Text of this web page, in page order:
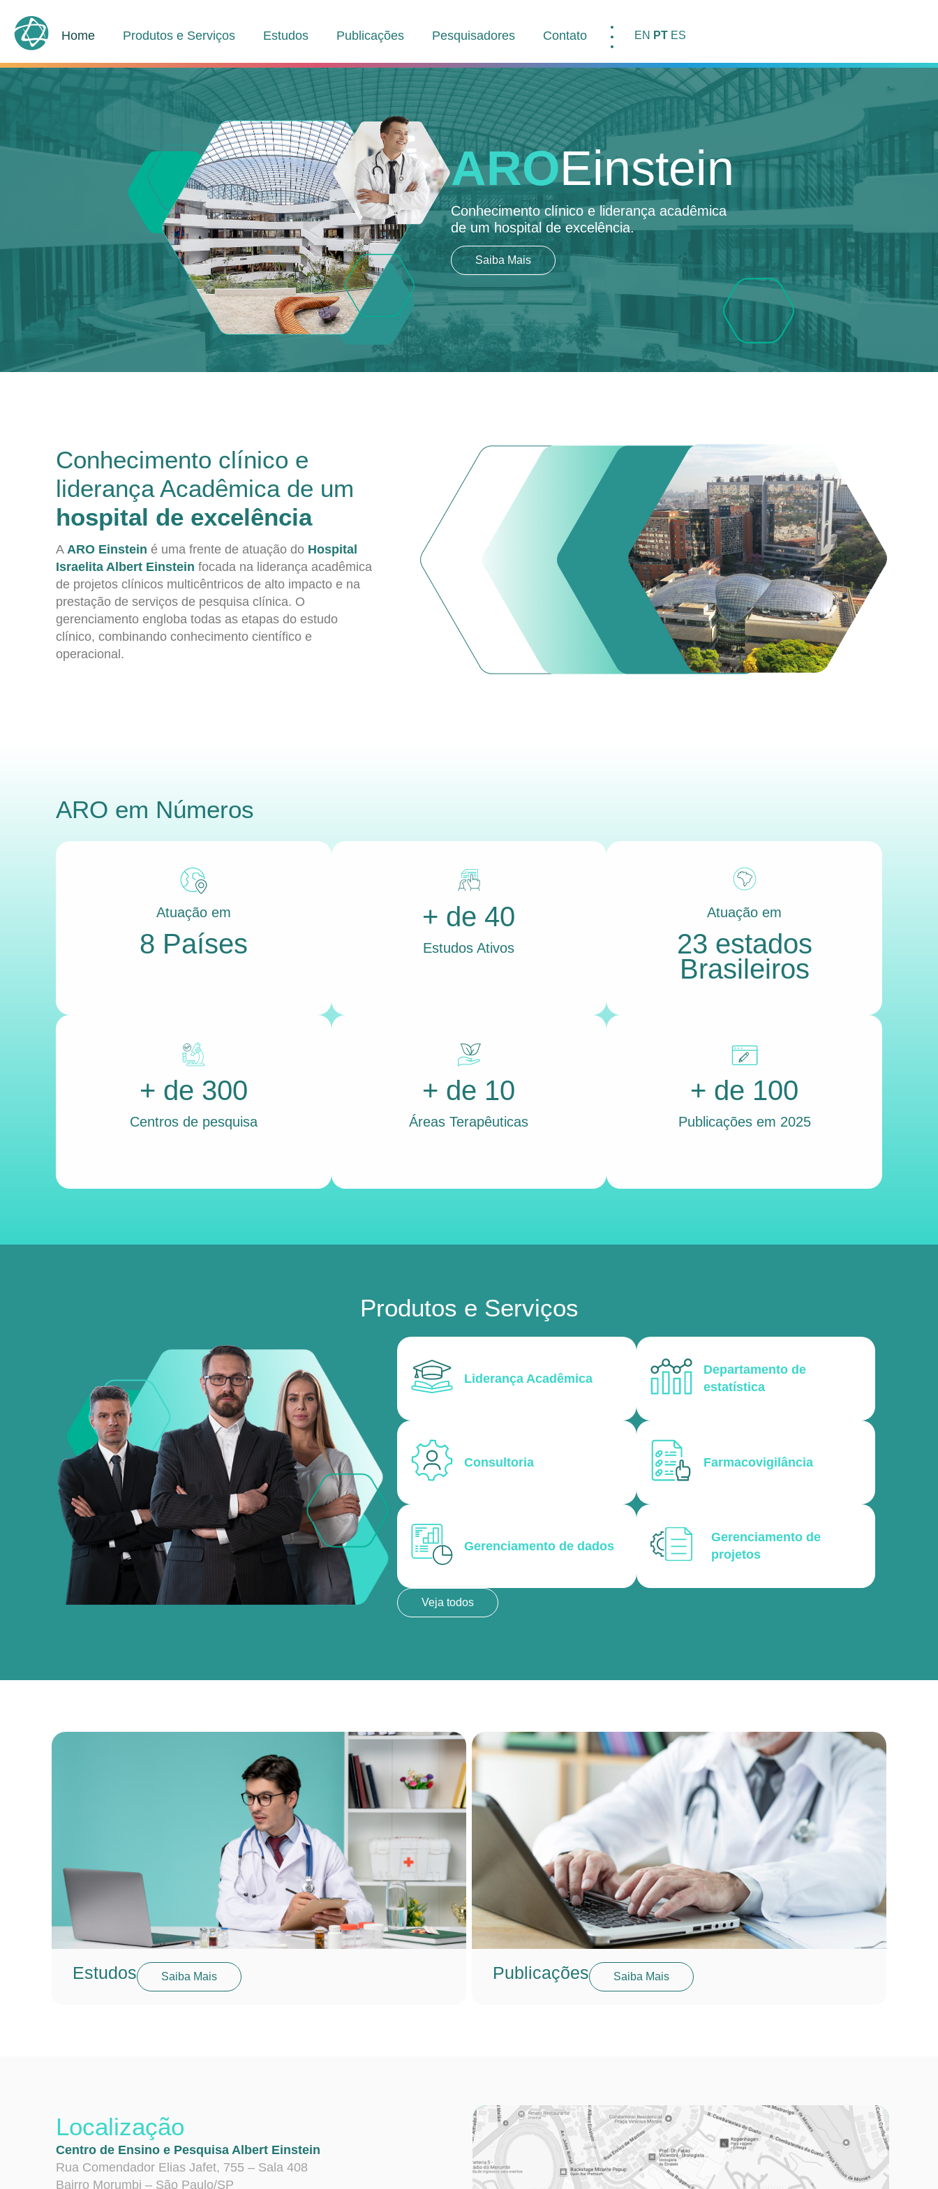
Home Produtos e Serviços Estudos Publicações Pesquisadores Contato EN PT ES
AROEinstein
Conhecimento clínico e liderança acadêmica
de um hospital de excelência.
Saiba Mais
Conhecimento clínico e
liderança Acadêmica de um
hospital de excelência
A ARO Einstein é uma frente de atuação do Hospital
Israelita Albert Einstein focada na liderança acadêmica
de projetos clínicos multicêntricos de alto impacto e na
prestação de serviços de pesquisa clínica. O
gerenciamento engloba todas as etapas do estudo
clínico, combinando conhecimento científico e
operacional.
ARO em Números
Atuação em
8 Países
+ de 40
Estudos Ativos
Atuação em
23 estados
Brasileiros
+ de 300
Centros de pesquisa
+ de 10
Áreas Terapêuticas
+ de 100
Publicações em 2025
Produtos e Serviços
Liderança Acadêmica
Departamento de
estatística
Consultoria Farmacovigilância
Gerenciamento de dados
Gerenciamento de
projetos
Veja todos
Estudos Saiba Mais Publicações Saiba Mais
Localização
Centro de Ensino e Pesquisa Albert Einstein
Rua Comendador Elias Jafet, 755 – Sala 408
Bairro Morumbi – São Paulo/SP